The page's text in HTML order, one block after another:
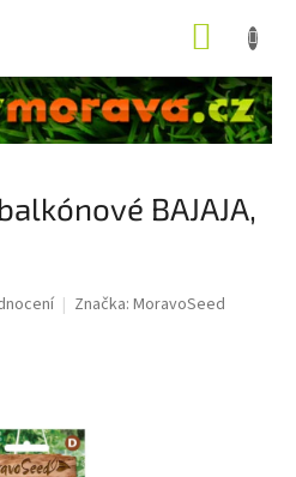
BAJAJA,
Značka: MoravoSeed